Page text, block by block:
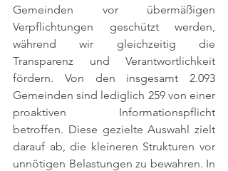
Gemeinden vor übermäßigen
Verpflichtungen geschützt werden,
während wir gleichzeitig die
Transparenz und Verantwortlichkeit
fördern. Von den insgesamt 2.093
Gemeinden sind lediglich 259 von einer
proaktiven Informationspflicht
betroffen. Diese gezielte Auswahl zielt
darauf ab, die kleineren Strukturen vor
unnötigen Belastungen zu bewahren. In